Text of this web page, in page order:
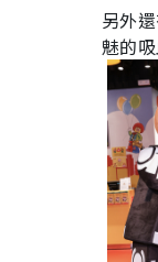
另外
魅的